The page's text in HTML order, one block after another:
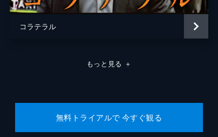
コラテラル
もっと見る ＋
無料トライアルで 今すぐ観る